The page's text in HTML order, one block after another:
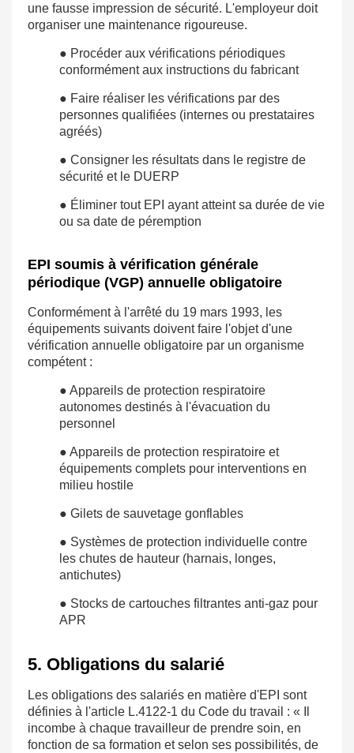
une fausse impression de sécurité. L'employeur doit
organiser une maintenance rigoureuse.
● Procéder aux vérifications périodiques
conformément aux instructions du fabricant
● Faire réaliser les vérifications par des
personnes qualifiées (internes ou prestataires
agréés)
● Consigner les résultats dans le registre de
sécurité et le DUERP
● Éliminer tout EPI ayant atteint sa durée de vie
ou sa date de péremption
EPI soumis à vérification générale
périodique (VGP) annuelle obligatoire
Conformément à l'arrêté du 19 mars 1993, les
équipements suivants doivent faire l'objet d'une
vérification annuelle obligatoire par un organisme
compétent :
● Appareils de protection respiratoire
autonomes destinés à l'évacuation du
personnel
● Appareils de protection respiratoire et
équipements complets pour interventions en
milieu hostile
● Gilets de sauvetage gonflables
● Systèmes de protection individuelle contre
les chutes de hauteur (harnais, longes,
antichutes)
● Stocks de cartouches filtrantes anti-gaz pour
APR
5. Obligations du salarié
Les obligations des salariés en matière d'EPI sont
définies à l'article L.4122-1 du Code du travail : « Il
incombe à chaque travailleur de prendre soin, en
fonction de sa formation et selon ses possibilités, de